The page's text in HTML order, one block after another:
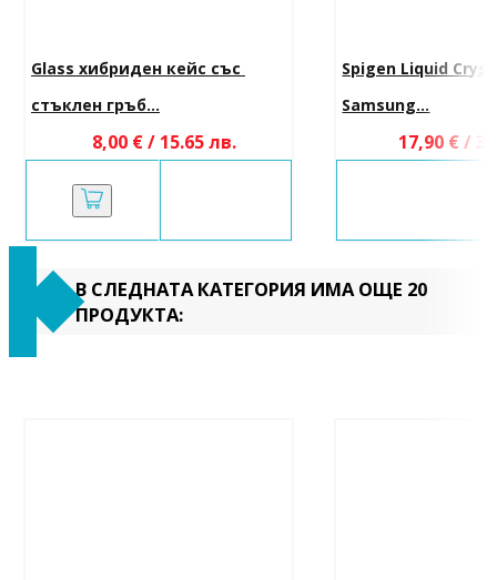
Glass хибриден кейс със
стъклен гръб...
8,00 € / 15.65 лв.
Spigen Liquid
Samsung...
17,90 € /
В СЛЕДНАТА КАТЕГОРИЯ ИМА ОЩЕ 20
ПРОДУКТА: